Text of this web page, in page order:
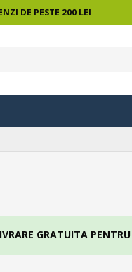
DE PESTE 200 LEI
GRATUITA